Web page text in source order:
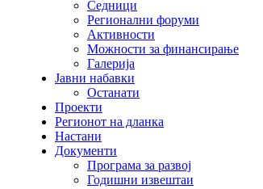
Седници
Регионални форуми
Активности
Можности за финансирање
Галерија
Јавни набавки
Останати
Проекти
Регионот на дланка
Настани
Документи
Програма за развој
Годишни извештаи